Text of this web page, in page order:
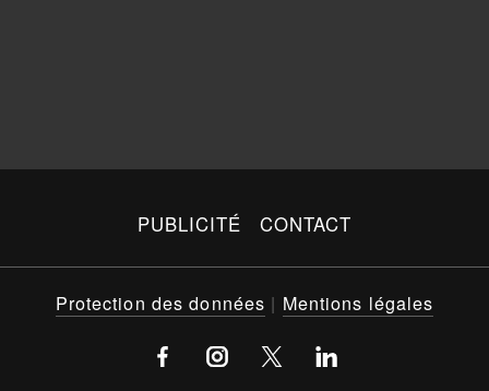
PUBLICITÉ CONTACT
Protection des données | Mentions légales